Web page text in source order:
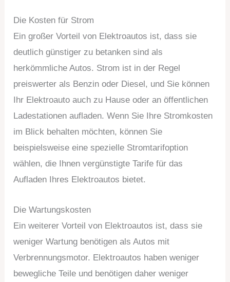
Die Kosten für Strom
Ein großer Vorteil von Elektroautos ist, dass sie
deutlich günstiger zu betanken sind als
herkömmliche Autos. Strom ist in der Regel
preiswerter als Benzin oder Diesel, und Sie können
Ihr Elektroauto auch zu Hause oder an öffentlichen
Ladestationen aufladen. Wenn Sie Ihre Stromkosten
im Blick behalten möchten, können Sie
beispielsweise eine spezielle Stromtarifoption
wählen, die Ihnen vergünstigte Tarife für das
Aufladen Ihres Elektroautos bietet.
Die Wartungskosten
Ein weiterer Vorteil von Elektroautos ist, dass sie
weniger Wartung benötigen als Autos mit
Verbrennungsmotor. Elektroautos haben weniger
bewegliche Teile und benötigen daher weniger